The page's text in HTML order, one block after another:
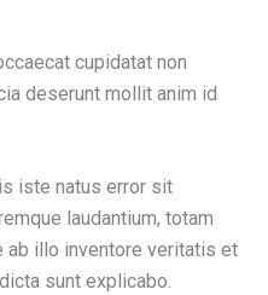
cupidatat non
deserunt mollit anim id
iste natus error sit
laudantium, totam
ab illo inventore veritatis et
sunt explicabo.